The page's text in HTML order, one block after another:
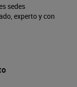
sedes
experto y con